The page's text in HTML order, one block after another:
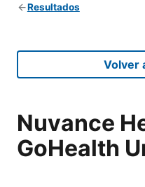
Resultados
Volver
Nuvance
GoHealth